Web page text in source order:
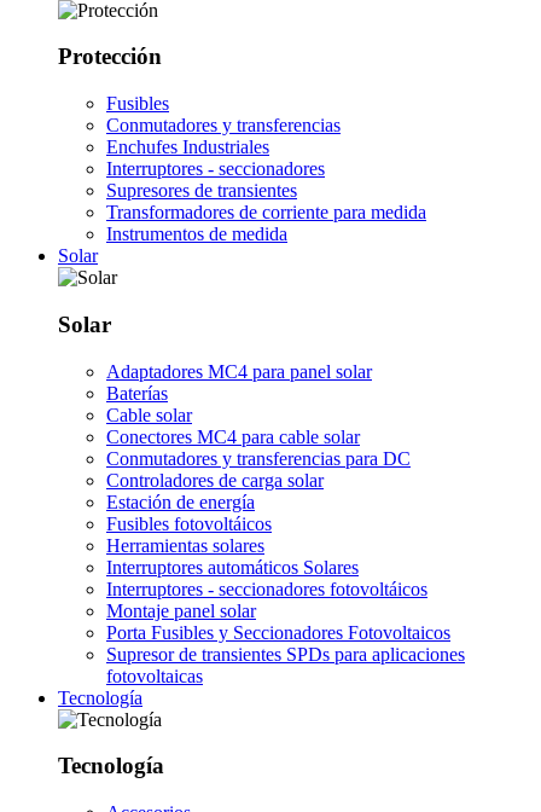
Protección
Fusibles
Conmutadores y transferencias
Enchufes Industriales
Interruptores - seccionadores
Supresores de transientes
Transformadores de corriente para medida
Instrumentos de medida
Solar
Solar
Adaptadores MC4 para panel solar
Baterías
Cable solar
Conectores MC4 para cable solar
Conmutadores y transferencias para DC
Controladores de carga solar
Estación de energía
Fusibles fotovoltáicos
Herramientas solares
Interruptores automáticos Solares
Interruptores - seccionadores fotovoltáicos
Montaje panel solar
Porta Fusibles y Seccionadores Fotovoltaicos
Supresor de transientes SPDs para aplicaciones
fotovoltaicas
Tecnología
Tecnología